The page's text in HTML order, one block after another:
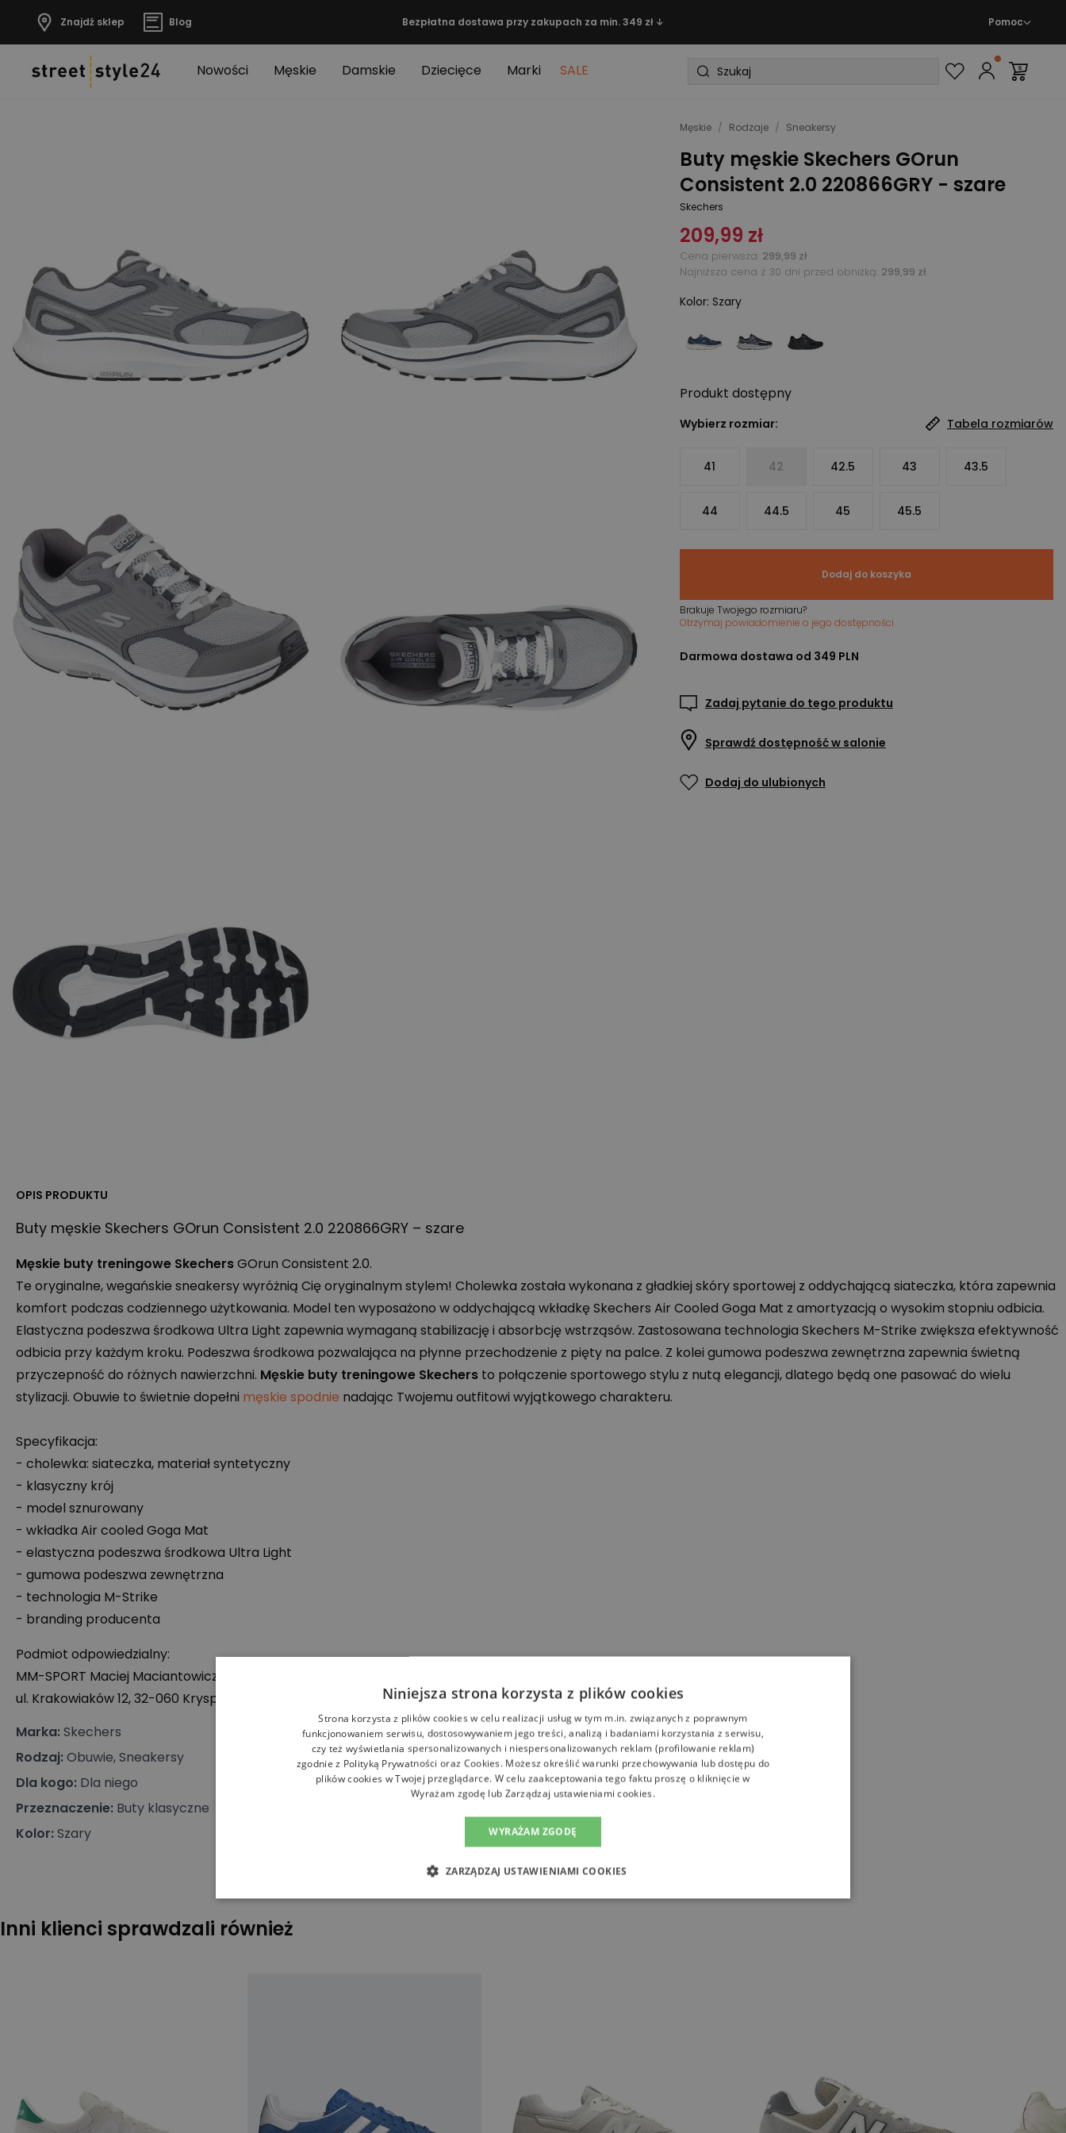
Znajdź sklep Blog Bezpłatna dostawa przy zakupach za min. 349 zł ↓ Pomoc
Nowości Męskie Damskie Dziecięce Marki SALE
Męskie / Rodzaje / Sneakersy
Buty męskie Skechers GOrun
Consistent 2.0 220866GRY - szare
Skechers
209,99 zł
Cena pierwsza 299,99 zł
Najniższa cena z 30 dni przed obniżką: 299,99 zł
Kolor: Szary
Produkt dostępny
Wybierz rozmiar: Tabela rozmiarów
41 42 42.5 43 43.5
44 44.5 45 45.5
Dodaj do koszyka
Brakuje Twojego rozmiaru?
Otrzymaj powiadomienie o jego dostępności
Darmowa dostawa od 349 PLN
Zadaj pytanie do tego produktu
Sprawdź dostępność w salonie
Dodaj do ulubionych
OPIS PRODUKTU
Buty męskie Skechers GOrun Consistent 2.0 220866GRY – szare
Męskie buty treningowe SkechersGOrun Consistent 2.0.
Te oryginalne, wegańskie sneakersy wyróżnią Cię oryginalnym stylem! Cholewka została wykonana z gładkiej skóry sportowej z oddychającą siateczka, która zapewnia
komfort podczas codziennego użytkowania. Model ten wyposażono w oddychającą wkładkę Skechers Air Cooled Goga Mat z amortyzacją o wysokim stopniu odbicia.
Elastyczna podeszwa środkowa Ultra Light zapewnia wymaganą stabilizację i absorbcję wstrząsów. Zastosowana technologia Skechers M-Strike zwiększa efektywność
odbicia przy każdym kroku. Podeszwa środkowa pozwalająca na płynne przechodzenie z pięty na palce. Z kolei gumowa podeszwa zewnętrzna zapewnia świetną
przyczepność do różnych nawierzchni. Męskie buty treningowe Skechers to połączenie sportowego stylu z nutą elegancji, dlatego będą one pasować do wielu
stylizacji. Obuwie to świetnie dopełni męskie spodnie nadając Twojemu outfitowi wyjątkowego charakteru.
Specyfikacja:
- cholewka: siateczka, materiał syntetyczny
- klasyczny krój
- model sznurowany
- wkładka Air cooled Goga Mat
- elastyczna podeszwa środkowa Ultra Light
- gumowa podeszwa zewnętrzna
- technologia M-Strike
- branding producenta
Podmiot odpowiedzialny:
MM-SPORT Maciej Maciantowicz Spółka Komandytowa
ul. Krakowiaków 12, 32-060 Kryspinów, Polska
Marka:Skechers
Rodzaj:Obuwie, Sneakersy
Dla kogo: Dla niego
Przeznaczenie: Buty klasyczne
Kolor:Szary
Inni klienci sprawdzali również
Niniejsza strona korzysta z plików cookies
Strona korzysta z plików cookies w celu realizacji usług w tym m.in. związanych z poprawnym
funkcjonowaniem serwisu, dostosowywaniem jego treści, analizą i badaniami korzystania z serwisu,
czy też wyświetlania spersonalizowanych i niespersonalizowanych reklam (profilowanie reklam)
zgodnie z Polityką Prywatności oraz Cookies. Możesz określić warunki przechowywania lub dostępu do
plików cookies w Twojej przeglądarce. W celu zaakceptowania tego faktu proszę o kliknięcie w
Wyrażam zgodę lub Zarządzaj ustawieniami cookies.
WYRAŻAM ZGODĘ
ZARZĄDZAJ USTAWIENIAMI COOKIES